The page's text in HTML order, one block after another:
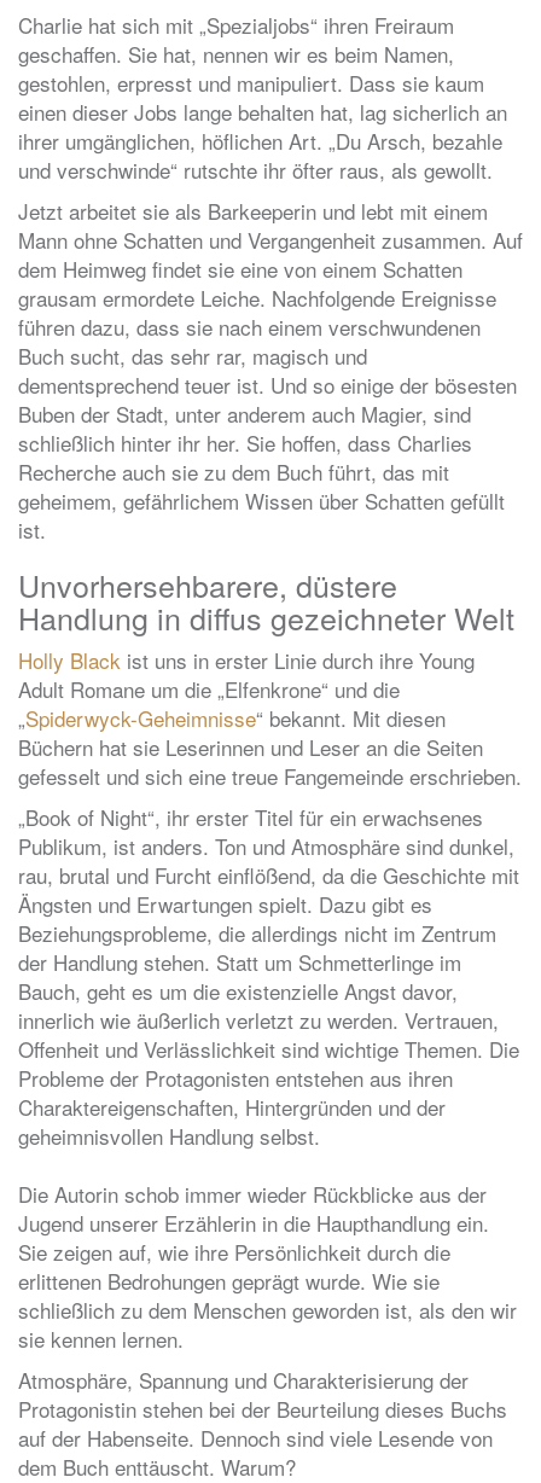
Charlie hat sich mit „Spezialjobs“ ihren Freiraum
geschaffen. Sie hat, nennen wir es beim Namen,
gestohlen, erpresst und manipuliert. Dass sie kaum
einen dieser Jobs lange behalten hat, lag sicherlich an
ihrer umgänglichen, höflichen Art. „Du Arsch, bezahle
und verschwinde“ rutschte ihr öfter raus, als gewollt.
Jetzt arbeitet sie als Barkeeperin und lebt mit einem
Mann ohne Schatten und Vergangenheit zusammen. Auf
dem Heimweg findet sie eine von einem Schatten
grausam ermordete Leiche. Nachfolgende Ereignisse
führen dazu, dass sie nach einem verschwundenen
Buch sucht, das sehr rar, magisch und
dementsprechend teuer ist. Und so einige der bösesten
Buben der Stadt, unter anderem auch Magier, sind
schließlich hinter ihr her. Sie hoffen, dass Charlies
Recherche auch sie zu dem Buch führt, das mit
geheimem, gefährlichem Wissen über Schatten gefüllt
ist.
Unvorhersehbarere, düstere
Handlung in diffus gezeichneter Welt
Holly Black ist uns in erster Linie durch ihre Young
Adult Romane um die „Elfenkrone“ und die
„Spiderwyck-Geheimnisse“ bekannt. Mit diesen
Büchern hat sie Leserinnen und Leser an die Seiten
gefesselt und sich eine treue Fangemeinde erschrieben.
„Book of Night“, ihr erster Titel für ein erwachsenes
Publikum, ist anders. Ton und Atmosphäre sind dunkel,
rau, brutal und Furcht einflößend, da die Geschichte mit
Ängsten und Erwartungen spielt. Dazu gibt es
Beziehungsprobleme, die allerdings nicht im Zentrum
der Handlung stehen. Statt um Schmetterlinge im
Bauch, geht es um die existenzielle Angst davor,
innerlich wie äußerlich verletzt zu werden. Vertrauen,
Offenheit und Verlässlichkeit sind wichtige Themen. Die
Probleme der Protagonisten entstehen aus ihren
Charaktereigenschaften, Hintergründen und der
geheimnisvollen Handlung selbst.
Die Autorin schob immer wieder Rückblicke aus der
Jugend unserer Erzählerin in die Haupthandlung ein.
Sie zeigen auf, wie ihre Persönlichkeit durch die
erlittenen Bedrohungen geprägt wurde. Wie sie
schließlich zu dem Menschen geworden ist, als den wir
sie kennen lernen.
Atmosphäre, Spannung und Charakterisierung der
Protagonistin stehen bei der Beurteilung dieses Buchs
auf der Habenseite. Dennoch sind viele Lesende von
dem Buch enttäuscht. Warum?